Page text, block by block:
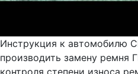
Инструкция к автомобилю
производить замену
контроля степени износа